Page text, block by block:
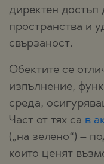
директен достъп
пространства и
свързаност.
Обектите се
изпълнение,
среда,
Част от тях са в
(„на зелено“) –
които ценят